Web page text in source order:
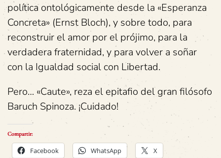
política ontológicamente desde la «Esperanza
Concreta» (Ernst Bloch), y sobre todo, para
reconstruir el amor por el prójimo, para la
verdadera fraternidad, y para volver a soñar
con la Igualdad social con Libertad.
Pero… «Caute», reza el epitafio del gran filósofo
Baruch Spinoza. ¡Cuidado!
Compartir:
Facebook WhatsApp X